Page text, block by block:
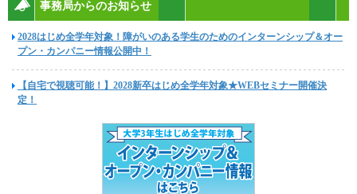
事務局からのお知らせ
2028はじめ全学年対象！障がいのある学生のためのインターンシップ＆オー
プン・カンパニー情報公開中！
【自宅で視聴可能！】2028新卒はじめ全学年対象★WEBセミナー開催決
定！